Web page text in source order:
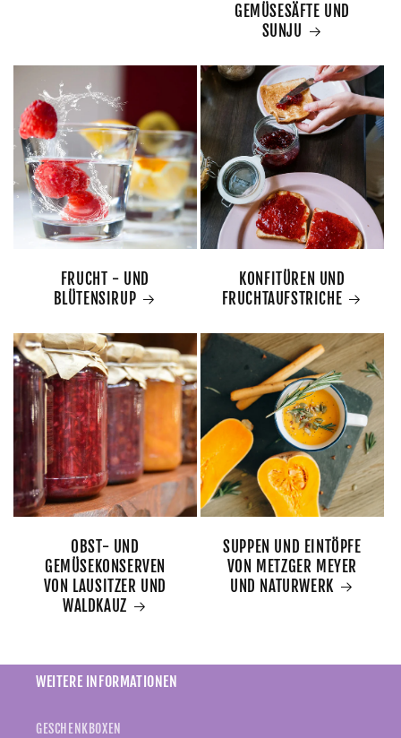
GEMÜSESÄFTE UND
SUNJU
FRUCHT - UND
BLÜTENSIRUP
KONFITÜREN UND
FRUCHTAUFSTRICHE
OBST- UND
GEMÜSEKONSERVEN
VON LAUSITZER UND
WALDKAUZ
SUPPEN UND EINTÖPFE
VON METZGER MEYER
UND NATURWERK
WEITERE INFORMATIONEN
GESCHENKBOXEN